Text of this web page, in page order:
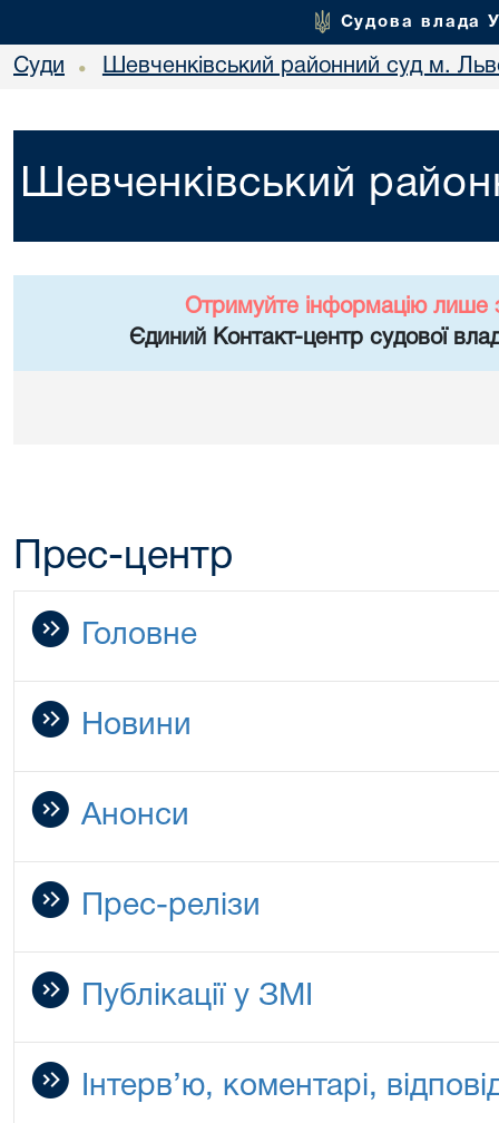
Судова влада
Суди • Шевченківський районний суд м.
Шевченківський
Отримуйте інформацію лише
Єдиний Контакт-центр судової
Прес-центр
Головне
Новини
Анонси
Прес-релізи
Публікації у ЗМІ
Інтерв’ю, коментарі,